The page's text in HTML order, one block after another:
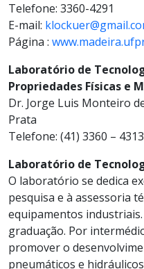
Telefone: 3360-4291
E-mail:
Página :
Laboratório de
Propriedades Físicas e
Dr. Jorge Luis Monteiro
Prata
Telefone: (41) 3360 –
Laboratório de
O laboratório se dedica
pesquisa e à assessoria
equipamentos
graduação. Por
promover o
pneumáticos e